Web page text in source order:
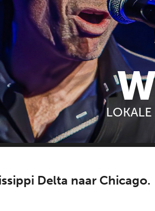
Delta naar Chicago.